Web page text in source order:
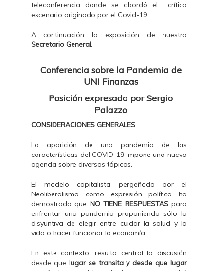
teleconferencia donde se abordó el crítico
escenario originado por el Covid-19.
A continuación la exposición de nuestro
Secretario General.
Conferencia sobre la Pandemia de
UNI Finanzas
Posición expresada por Sergio
Palazzo
CONSIDERACIONES GENERALES
La aparición de una pandemia de las
características del COVID-19 impone una nueva
agenda sobre diversos tópicos.
El modelo capitalista pergeñado por el
Neoliberalismo como expresión política ha
demostrado que NO TIENE RESPUESTASpara
enfrentar una pandemia proponiendo sólo la
disyuntiva de elegir entre cuidar la salud y la
vida o hacer funcionar la economía.
En este contexto, resulta central la discusión
desde que lugar se transita y desde que lugar